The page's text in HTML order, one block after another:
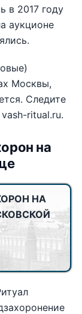
в 2017 году
аукционе
Москвы,
Следите
ritual.ru.
на
НА